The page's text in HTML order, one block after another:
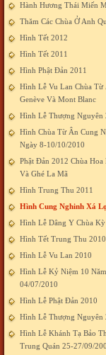
Hành Hương Thái Miến
Thăm Các Chùa Ở Anh
Hình Tết 2012
Hình Tết 2011
Hình Phật Đản 2011
Hình Lễ Vu Lan Chùa Từ
Genève Và Mont Blanc
Hình Lễ Thượng Nguyên
Hình Chùa Từ Ân Cung
Ngày 8-10/10/2010
Phật Đản 2012 Chùa
Và Ghé La Mã
Hình Trung Thu 2011
Hình Cung Nghinh Xá
Hình Lễ Dâng Y Chùa Kỳ
Hình Tết Trung Thu 2010
Hình Lễ Vu Lan 2010
Hình Lễ Kỷ Niệm 10
04/07/2010
Hình Lễ Phật Đản 2010
Hình Lễ Thượng Nguyên
Hình Lễ Khánh Tạ Bảo
Trung Quán 25-27/09/